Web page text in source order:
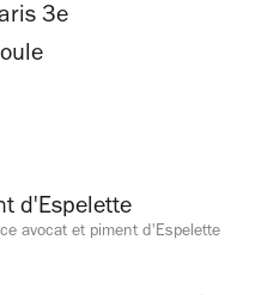
3e
avocat et piment d'Espelette